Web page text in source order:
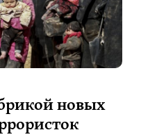
новых